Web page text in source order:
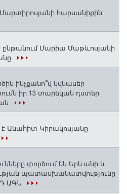
հարսանիքին
ընթանում Մարիա Մաթևոսյանի
ինչքանո՞վ կվնասեր
իր 13 տարեկան դստեր
Անահիտ Կիրակոսյանը
փորձում են Երևանի և
պատասխանատվությունը
ԱԳՆ